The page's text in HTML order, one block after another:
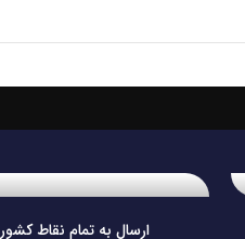
ارسال به تمام نقاط کشور